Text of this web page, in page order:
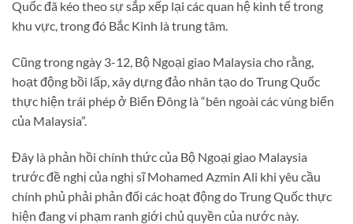
Quốc đã kéo theo sự sắp xếp lại các quan hệ kinh tế trong
khu vực, trong đó Bắc Kinh là trung tâm.
Cũng trong ngày 3-12, Bộ Ngoại giao Malaysia cho rằng,
hoạt động bồi lấp, xây dựng đảo nhân tạo do Trung Quốc
thực hiện trái phép ở Biển Đông là “bên ngoài các vùng biển
của Malaysia”.
Đây là phản hồi chính thức của Bộ Ngoại giao Malaysia
trước đề nghị của nghị sĩ Mohamed Azmin Ali khi yêu cầu
chính phủ phải phản đối các hoạt động do Trung Quốc thực
hiện đang vi phạm ranh giới chủ quyền của nước này.